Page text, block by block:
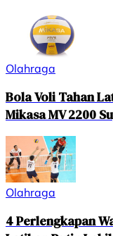
Olahraga
Bola Voli Tahan
Mikasa MV 2200
Olahraga
4 Perlengkapan